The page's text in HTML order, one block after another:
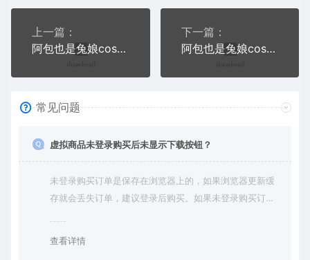
上一篇：
阿包也是兔娘cos阿诺德+冰雪2B+轻淑女+玉藻喵写真
下一篇：
阿包也是兔娘cos写真合集五
常见问题
虚拟商品未登录购买后未显示下载按钮？
未登录购买订单是保存在浏览器上的，如果浏览器更新缓
存就会丢失订单，建议登录后购买。如果未登录购买订单
查看详情